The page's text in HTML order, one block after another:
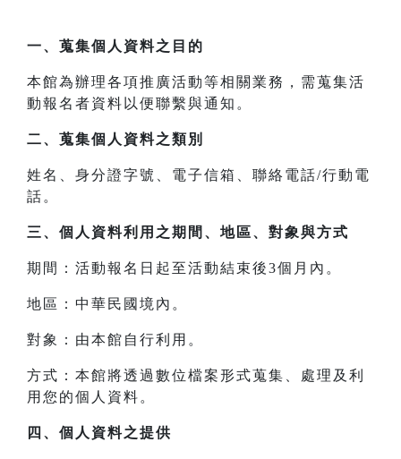
一、 蒐集個人資料之目的
本館為辦理各項推廣活動等相關業務，需蒐集活
動報名者資料以便聯繫與通知。
二、 蒐集個人資料之類別
姓名、身分證字號、電子信箱、聯絡電話/行動電
話。
三、 個人資料利用之期間、地區、對象與方式
期間：活動報名日起至活動結束後3個月內。
地區：中華民國境內。
對象：由本館自行利用。
方式：本館將透過數位檔案形式蒐集、處理及利
用您的個人資料。
四、 個人資料之提供